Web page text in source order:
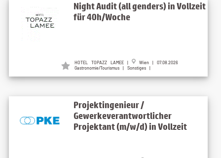
Night Audit (all genders) in Vollzeit
für 40h/Woche
HOTEL TOPAZZ LAMEE | Wien | 07.08.2026
Gastronomie/Tourismus | Sonstiges |
Projektingenieur /
Gewerkeverantwortlicher
Projektant (m/w/d) in Vollzeit